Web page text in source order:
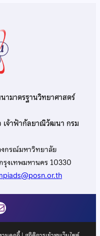
ามาตรฐานวิทยาศาสตร์
เจ้าฟ้ากัลยาณิวัฒนา กรม
กรณ์มหาวิทยาลัย
งเทพมหานคร 10330